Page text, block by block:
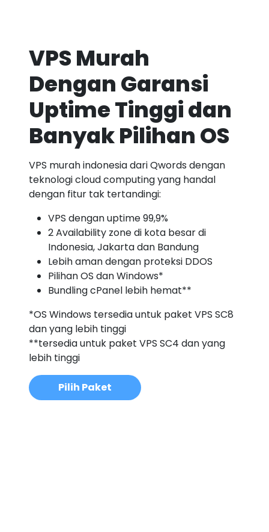
VPS Murah
Dengan Garansi
Uptime Tinggi dan
Banyak Pilihan OS
VPS murah indonesia dari Qwords dengan
teknologi cloud computing yang handal
dengan fitur tak tertandingi:
VPS dengan uptime 99,9%
2 Availability zone di kota besar di
Indonesia, Jakarta dan Bandung
Lebih aman dengan proteksi DDOS
Pilihan OS dan Windows*
Bundling cPanel lebih hemat**
*OS Windows tersedia untuk paket VPS SC8
dan yang lebih tinggi
**tersedia untuk paket VPS SC4 dan yang
lebih tinggi
Pilih Paket